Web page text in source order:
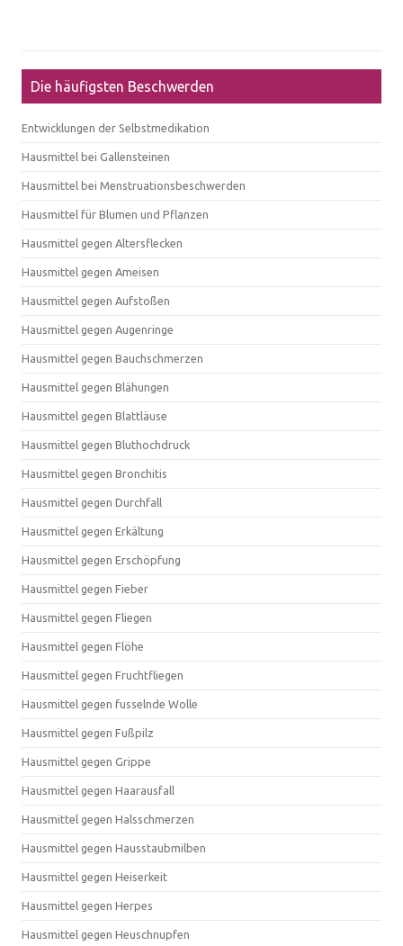
Die häufigsten Beschwerden
Entwicklungen der Selbstmedikation
Hausmittel bei Gallensteinen
Hausmittel bei Menstruationsbeschwerden
Hausmittel für Blumen und Pflanzen
Hausmittel gegen Altersflecken
Hausmittel gegen Ameisen
Hausmittel gegen Aufstoßen
Hausmittel gegen Augenringe
Hausmittel gegen Bauchschmerzen
Hausmittel gegen Blähungen
Hausmittel gegen Blattläuse
Hausmittel gegen Bluthochdruck
Hausmittel gegen Bronchitis
Hausmittel gegen Durchfall
Hausmittel gegen Erkältung
Hausmittel gegen Erschöpfung
Hausmittel gegen Fieber
Hausmittel gegen Fliegen
Hausmittel gegen Flöhe
Hausmittel gegen Fruchtfliegen
Hausmittel gegen fusselnde Wolle
Hausmittel gegen Fußpilz
Hausmittel gegen Grippe
Hausmittel gegen Haarausfall
Hausmittel gegen Halsschmerzen
Hausmittel gegen Hausstaubmilben
Hausmittel gegen Heiserkeit
Hausmittel gegen Herpes
Hausmittel gegen Heuschnupfen